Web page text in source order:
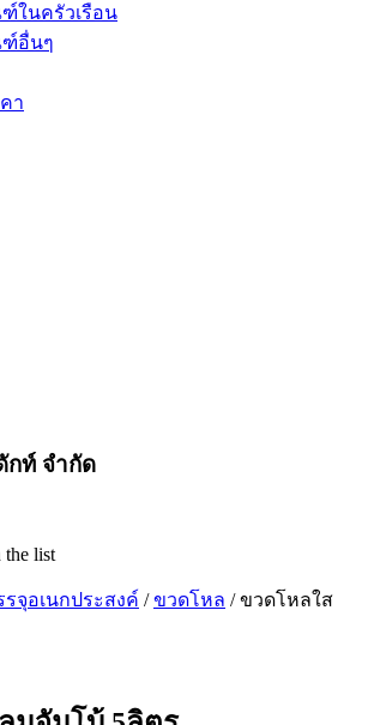
ในครัวเรือน
อื่นๆ
า
กท์ จำกัด
the list
จุอเนกประสงค์ /ขวดโหล / ขวดโหลใส